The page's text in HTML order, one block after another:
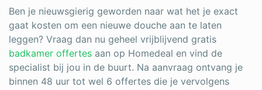
Ben je nieuwsgierig geworden naar wat het je exact
gaat kosten om een nieuwe douche aan te laten
leggen? Vraag dan nu geheel vrijblijvend gratis
badkamer offertes aan op Homedeal en vind de
specialist bij jou in de buurt. Na aanvraag ontvang je
binnen 48 uur tot wel 6 offertes die je vervolgens